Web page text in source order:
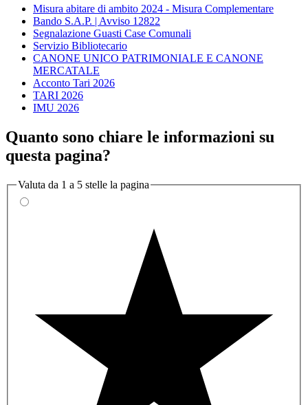
Misura abitare di ambito 2024 - Misura Complementare
Bando S.A.P. | Avviso 12822
Segnalazione Guasti Case Comunali
Servizio Bibliotecario
CANONE UNICO PATRIMONIALE E CANONE
MERCATALE
Acconto Tari 2026
TARI 2026
IMU 2026
Quanto sono chiare le informazioni su
questa pagina?
Valuta da 1 a 5 stelle la pagina